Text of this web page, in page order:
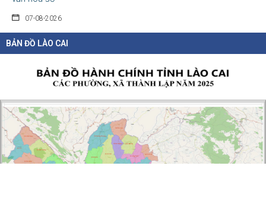
Tại Nghị định số 277/2026/NĐ-CP, Chính phủ quy định cụ thể chính sách hỗ...
Chỉ thị của Thủ tướng Chính phủ về các nhiệm vụ trọng tâm năm
06-08-2026
Thủ tướng Chính phủ vừa ban hành Chỉ thị số 31/CT-TTg ngày 5/8/2026 về
thực...
Chính sách cho người có uy tín trong vùng đồng bào dân tộc
thiểu số
BẢN ĐỒ LÀO CAI